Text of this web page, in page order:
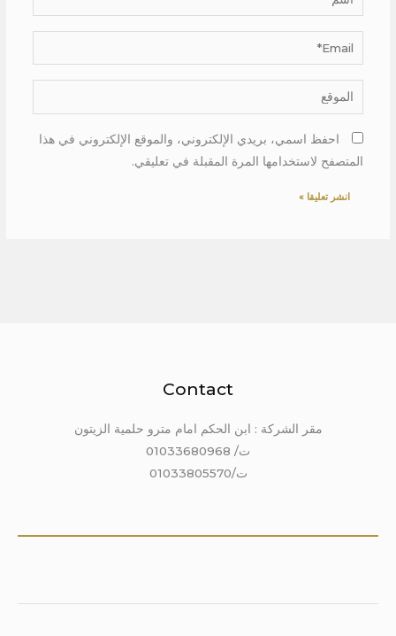
Email*
الموقع
احفظ اسمي، بريدي الإلكتروني، والموقع الإلكتروني في هذا
المتصفح لاستخدامها المرة المقبلة في تعليقي.
Contact
مقر الشركة : ابن الحكم امام مترو حلمية الزيتون
ت/ 01033680968
ت/01033805570